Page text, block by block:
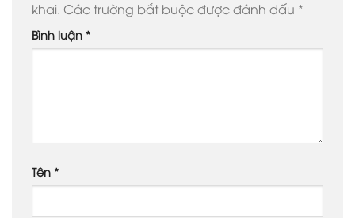
khai. Các trường bắt buộc được đánh dấu *
Bình luận *
Tên *